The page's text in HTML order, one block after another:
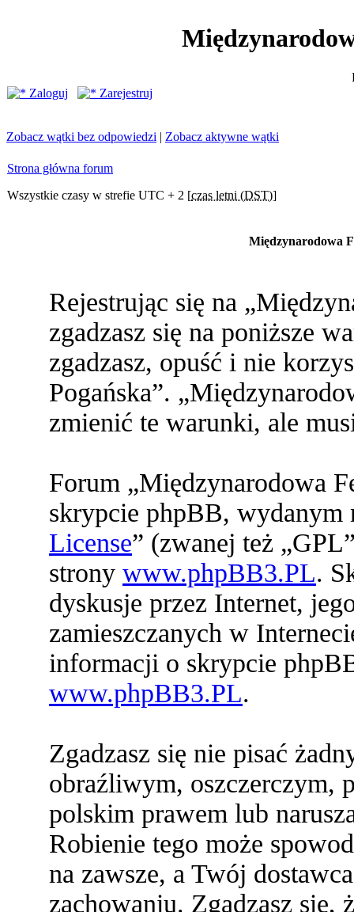
Zaloguj
Zarejestruj
Zobacz wątki bez odpowiedzi | Zobacz aktywne wątki
Strona główna forum
Wszystkie czasy w strefie UTC + 2 [czas letni (DST)]
Międzynarodowa
Rejestrując się na
zgadzasz się na poniższe
zgadzasz, opuść i nie
Pogańska”.
zmienić te warunki, ale
Forum „Międzynarodowa
skrypcie phpBB, wydanym
License” (zwanej też
strony www.phpBB3.PL.
dyskusje przez Internet,
zamieszczanych w
informacji o skrypcie
www.phpBB3.PL.
Zgadzasz się nie pisać
obraźliwym, oszczerczym,
polskim prawem lub
Robienie tego może
na zawsze, a Twój
zachowaniu. Zgadzasz się,